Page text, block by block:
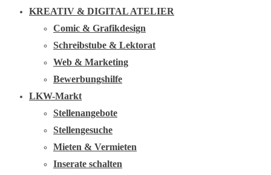
KREATIV & DIGITAL ATELIER
Comic & Grafikdesign
Schreibstube & Lektorat
Web & Marketing
Bewerbungshilfe
LKW-Markt
Stellenangebote
Stellengesuche
Mieten & Vermieten
Inserate schalten